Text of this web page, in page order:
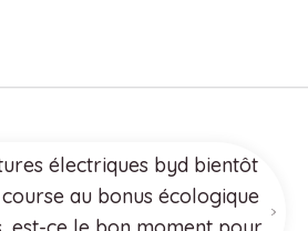
électriques byd bientôt
au bonus écologique